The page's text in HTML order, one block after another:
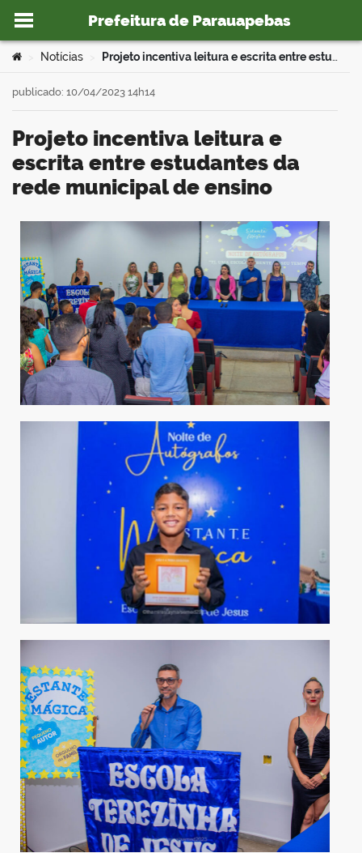
Ir para o conteúdo
Prefeitura de Parauapebas
portal
Você está aqui:
Notícias Projeto incentiva leitura e escrita entre estudantes da rede municipal de ensino
Projeto incentiva leitura e
escrita entre estudantes da
rede municipal de ensino
publicado: 10/04/2023 14h14